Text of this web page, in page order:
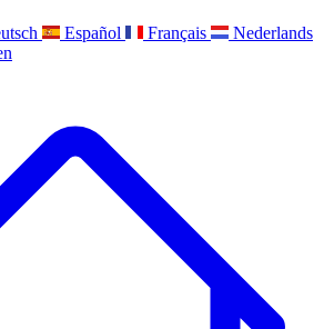
Español Français
Nederlands